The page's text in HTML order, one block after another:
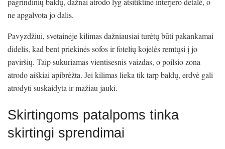
ne apgalvota jo dalis.
Pavyzdžiui, svetainėje kilimas dažniausiai turėtų būti pakankamai
didelis, kad bent priekinės sofos ir fotelių kojelės remtųsi į jo
paviršių. Taip sukuriamas vientisesnis vaizdas, o poilsio zona
atrodo aiškiai apibrėžta. Jei kilimas lieka tik tarp baldų, erdvė gali
atrodyti suskaidyta ir mažiau jauki.
Skirtingoms patalpoms tinka
skirtingi sprendimai